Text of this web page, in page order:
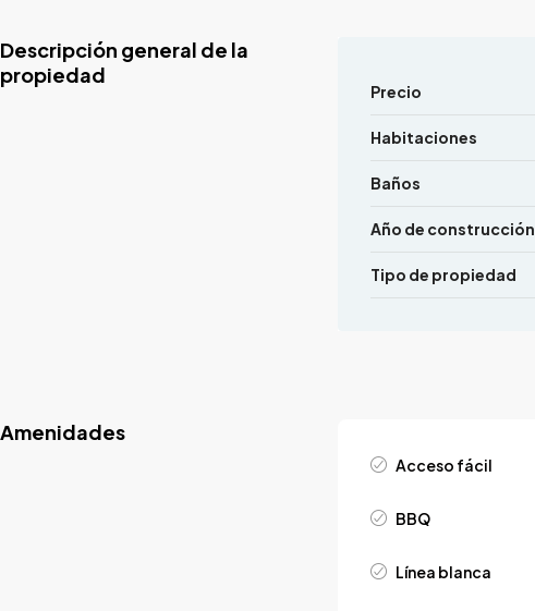
Descripción general de la
propiedad
Precio
Habitaciones
Baños
Año de construcción
Tipo de propiedad
Amenidades
Acceso fácil
BBQ
Línea blanca